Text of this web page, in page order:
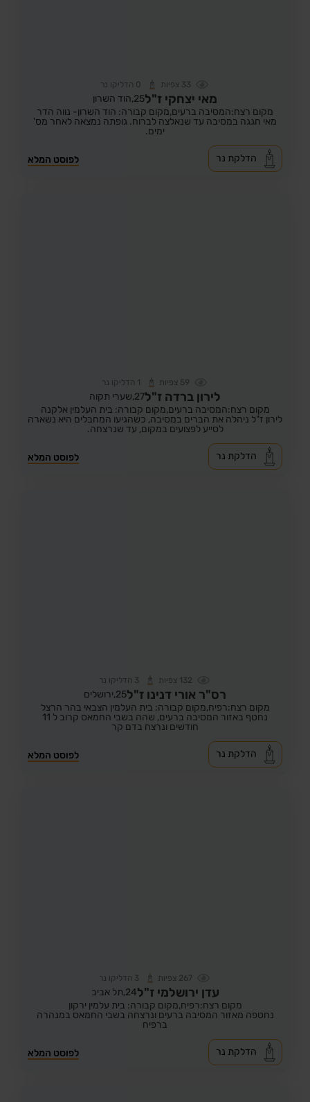
33 צפיות 0 הדליקו נר
מאי יצחקי ז"ל25, הוד השרון
מקום רצח:המסיבה ברעים,מקום קבורה: הוד השרון- נווה הדר
מאי חגגה במסיבה עד שנאלצה לברוח. גופתה נמצאה לאחר מס'
ימים.
לפוסט המלא הדלקת נר
59 צפיות 1 הדליקו נר
לירון ברדה ז"ל27, שערי תקוה
מקום רצח:המסיבה ברעים,מקום קבורה: בית העלמין אלקנה
לירון ז"ל ניהלה את הברים במסיבה, כשהגיעו המחבלים היא נשארה
לסייע לפצועים במקום, עד שנרצחה.
לפוסט המלא הדלקת נר
132 צפיות 3 הדליקו נר
רס"ר אורי דנינו ז"ל25, ירושלים
מקום רצח:רפיח,מקום קבורה: בית העלמין הצבאי בהר הרצל
נחטף באזור המסיבה ברעים, שהה בשבי החמאס קרוב ל 11
חודשים ונרצח בדם קר
לפוסט המלא הדלקת נר
267 צפיות 3 הדליקו נר
עדן ירושלמי ז"ל24, תל אביב
מקום רצח:רפיח,מקום קבורה: בית עלמין ירקון
נחטפה מאזור המסיבה ברעים ונרצחה בשבי החמאס במנהרה
ברפיח
לפוסט המלא הדלקת נר